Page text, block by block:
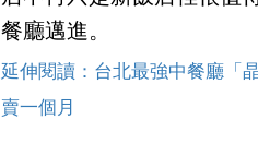
餐廳邁進。
延伸閱讀：台北最強中餐廳「
賣一個月